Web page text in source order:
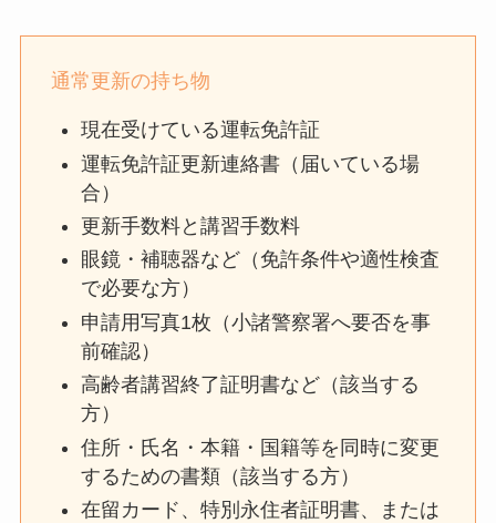
通常更新の持ち物
現在受けている運転免許証
運転免許証更新連絡書（届いている場
合）
更新手数料と講習手数料
眼鏡・補聴器など（免許条件や適性検査
で必要な方）
申請用写真1枚（小諸警察署へ要否を事
前確認）
高齢者講習終了証明書など（該当する
方）
住所・氏名・本籍・国籍等を同時に変更
するための書類（該当する方）
在留カード、特別永住者証明書、または